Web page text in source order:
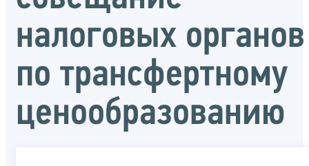
налоговых органов
по трансфертному
ценообразованию